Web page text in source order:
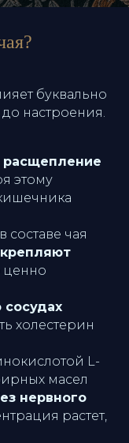
буквально
до настроения.
расщепление
этому
составе чая
ценно
сосудах
холестерин
L-
масел
нервного
растет,